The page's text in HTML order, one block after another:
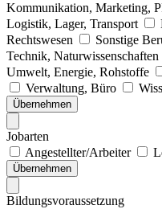
Kommunikation, Marketing,
Logistik, Lager, Transport
Rechtswesen
Sonstige
Technik, Naturwissenschaften
Umwelt, Energie, Rohstoffe
Verwaltung, Büro
Übernehmen
Jobarten
Angestellter/Arbeiter
Übernehmen
Bildungsvoraussetzung